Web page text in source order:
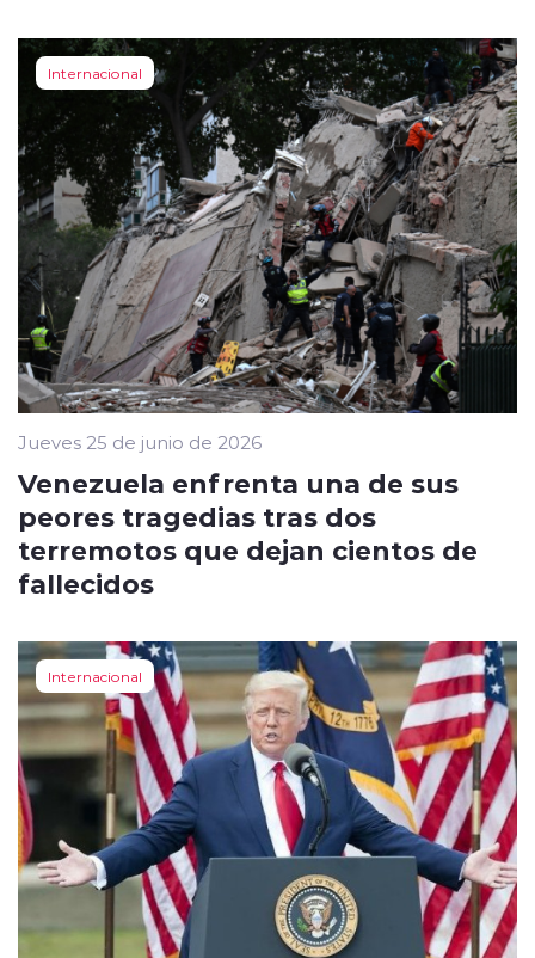
Internacional
Jueves 25 de junio de 2026
Venezuela enfrenta una de sus
peores tragedias tras dos
terremotos que dejan cientos de
fallecidos
Internacional